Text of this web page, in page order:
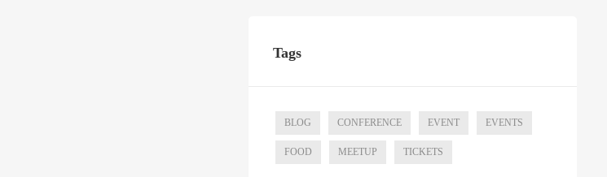
Tags
BLOG CONFERENCE EVENT EVENTS
FOOD MEETUP TICKETS